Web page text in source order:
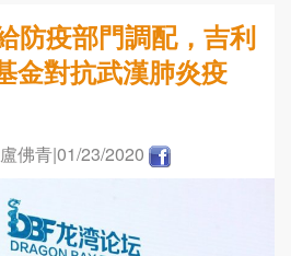
防疫部門調配，吉利
金對抗武漢肺炎疫
佛青|01/23/2020